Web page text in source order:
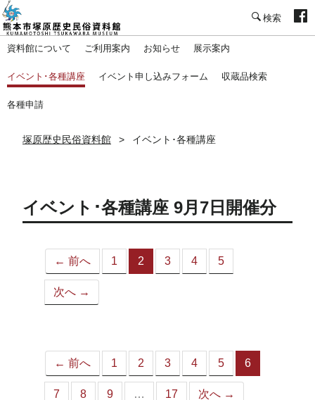
資料館について ご利用案内 お知らせ 展示案内
イベント･各種講座 イベント申し込みフォーム 収蔵品検索
各種申請
塚原歴史民俗資料館 イベント･各種講座
イベント･各種講座 9月7日開催分
← 前へ 1 2
（こ
3 4 5
次へ →
← 前へ 1 2 3 4 5 6
7 8 9 … 17 次へ →